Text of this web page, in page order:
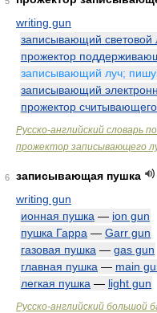
writing gun
записывающий световой
прожектор
записывающий луч;
записывающий
прожектор
Русско-английский словарь
прожектор записывающего
6
записывающая пушка
writing gun
ионная пушка — ion gun
пушка Гарра — Garr gun
газовая пушка — gas gun
главная пушка — main
легкая пушка — light gun
Русско-английский большой